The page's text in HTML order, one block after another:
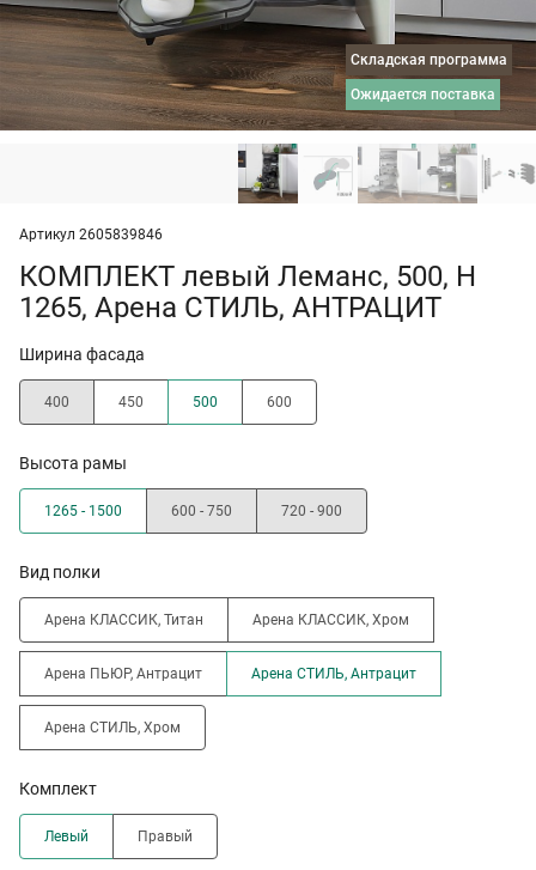
Складская программа
ожидается поставка
Артикул 2605839846
КОМПЛЕКТ левый Леманс, 500, H
1265, Арена СТИЛЬ, АНТРАЦИТ
Ширина фасада
400 450 500 600
Высота рамы
1265 - 1500 600 - 750 720 - 900
Вид полки
Арена КЛАССИК, Титан Арена КЛАССИК, Хром
Арена ПЬЮР, Антрацит Арена СТИЛЬ, Антрацит
Арена СТИЛЬ, Хром
Комплект
Левый Правый